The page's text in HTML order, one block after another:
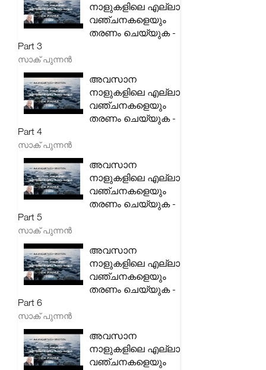
നാളുകളിലെ എല്ലാ
വഞ്ചനകളെയും
തരണം ചെയ്യുക -
Part 3
സാക് പുന്നൻ
അവസാന
നാളുകളിലെ എല്ലാ
വഞ്ചനകളെയും
തരണം ചെയ്യുക -
Part 4
സാക് പുന്നൻ
അവസാന
നാളുകളിലെ എല്ലാ
വഞ്ചനകളെയും
തരണം ചെയ്യുക -
Part 5
സാക് പുന്നൻ
അവസാന
നാളുകളിലെ എല്ലാ
വഞ്ചനകളെയും
തരണം ചെയ്യുക -
Part 6
സാക് പുന്നൻ
അവസാന
നാളുകളിലെ എല്ലാ
വഞ്ചനകളെയും